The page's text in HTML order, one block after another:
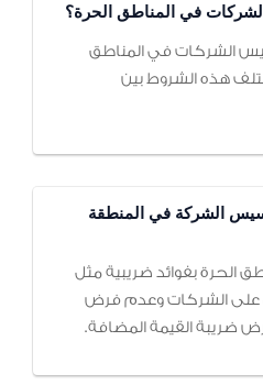
في المناطق الحرة؟
الشركات في المناطق
هذه الشروط بين
الشركة في المنطقة
الحرة بفوائد ضريبية مثل
الشركات وعدم فرض
ضريبة القيمة المضافة.